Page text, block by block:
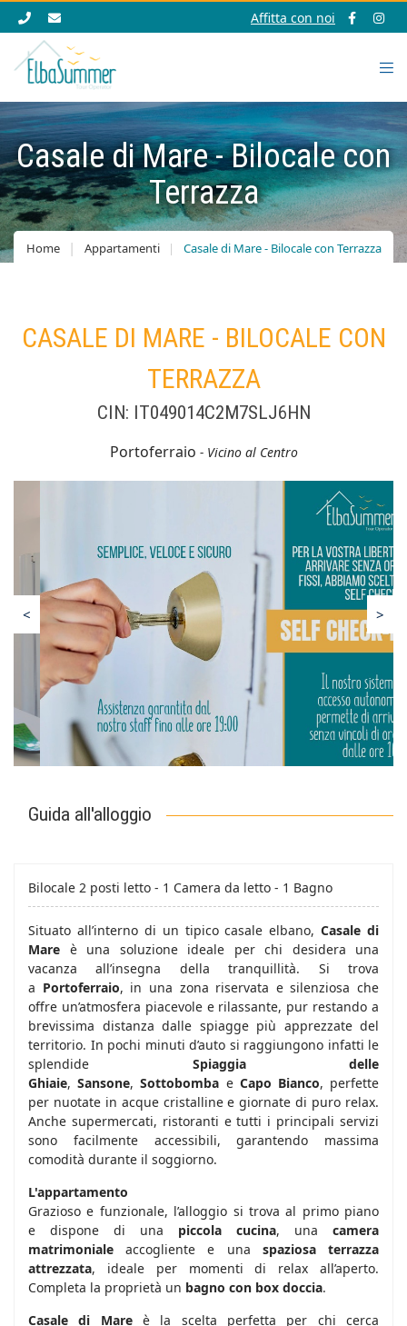
Affitta con noi
Casale di Mare - Bilocale con
Terrazza
Home Appartamenti Casale di Mare - Bilocale con Terrazza
CASALE DI MARE - BILOCALE CON
TERRAZZA
CIN: IT049014C2M7SLJ6HN
Portoferraio - Vicino al Centro
< >
Guida all'alloggio
Bilocale 2 posti letto - 1 Camera da letto - 1 Bagno
Situato all’interno di un tipico casale elbano,Casale di
Mare è una soluzione ideale per chi desidera una
vacanza all’insegna della tranquillità. Si trova
a Portoferraio, in una zona riservata e silenziosa che
offre un’atmosfera piacevole e rilassante, pur restando a
brevissima distanza dalle spiagge più apprezzate del
territorio. In pochi minuti d’auto si raggiungono infatti le
splendide Spiaggia delle
Ghiaie,Sansone,Sottobomba e Capo Bianco, perfette
per nuotate in acque cristalline e giornate di puro relax.
Anche supermercati, ristoranti e tutti i principali servizi
sono facilmente accessibili, garantendo massima
comodità durante il soggiorno.
L'appartamento
Grazioso e funzionale, l’alloggio si trova al primo piano
e dispone di una piccola cucina, una camera
matrimoniale accogliente e una spaziosa terrazza
attrezzata, ideale per momenti di relax all’aperto.
Completa la proprietà un bagno con box doccia.
Casale di Mareè la scelta perfetta per chi cerca